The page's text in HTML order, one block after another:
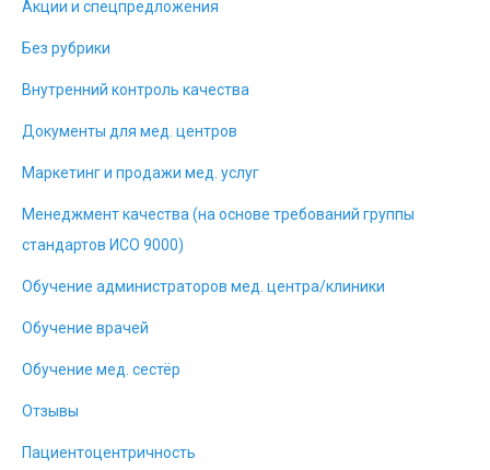
Акции и спецпредложения
Без рубрики
Внутренний контроль качества
Документы для мед. центров
Маркетинг и продажи мед. услуг
Менеджмент качества (на основе требований группы
стандартов ИСО 9000)
Обучение администраторов мед. центра/клиники
Обучение врачей
Обучение мед. сестёр
Отзывы
Пациентоцентричность